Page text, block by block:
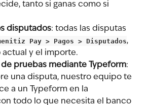
tanto si ganas como si
disputados: todas las disputas
Pay > Pagos > Disputados,
y el importe.
pruebas mediante Typeform:
una disputa, nuestro equipo te
a un Typeform en la
todo lo que necesita el banco